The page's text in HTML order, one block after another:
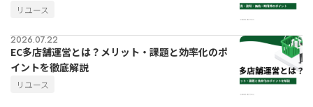
リユース
2026.07.22
EC多店舗運営とは？メリット・課題と効率化のポ
イントを徹底解説
リユース